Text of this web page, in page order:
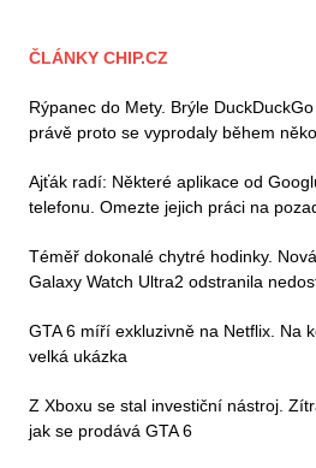
ČLÁNKY CHIP.CZ
Rýpanec do Mety. Brýle
právě proto se vyprodaly během
Ajťák radí: Některé aplikace od
telefonu. Omezte jejich práci na
Téměř dokonalé chytré hodinky.
Galaxy Watch Ultra2 odstranila
GTA 6 míří exkluzivně na Netflix. Na
velká ukázka
Z Xboxu se stal investiční nástroj.
jak se prodává GTA 6